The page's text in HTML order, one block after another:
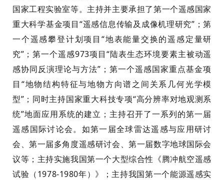
国家工程实验室等。主持并主要承担了第一个遥感国家
重大科学基金项目“遥感信息传输及成像机理研究”；第
一个遥感攀登计划项目“地表能量交换的遥感定量研
究”；第一个遥感973项目“陆表生态环境要素主被动遥
感协同反演理论与方法”；第一个遥感国家重点基金项
目“地物结构特征与地物方向谱之间关系几何光学模
型”； 同时主持国家重大科技专项“高分辨率对地观测系
统”地面应用系统的建立；主持召开了一系列的第一届
遥感国际讨论会。如第一届全球雷达遥感与应用研讨
会、第一届多角度遥感研讨会、第一届数字地球国际会
议等；主持实施我国第一个大型综合性 《腾冲航空遥感
试验（1978-1980年）》；主持我国第一个能源遥感实